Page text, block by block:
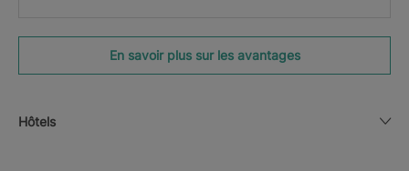
En savoir plus sur les avantages
Hôtels